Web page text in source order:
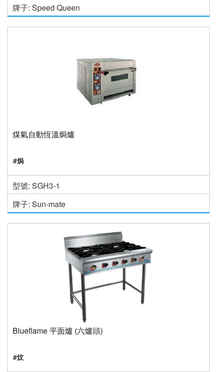
牌子: Speed Queen
煤氣自動恆溫焗爐
#焗
型號: SGH3-1
牌子: Sun-mate
Blueflame 平面爐 (六爐頭)
#炆